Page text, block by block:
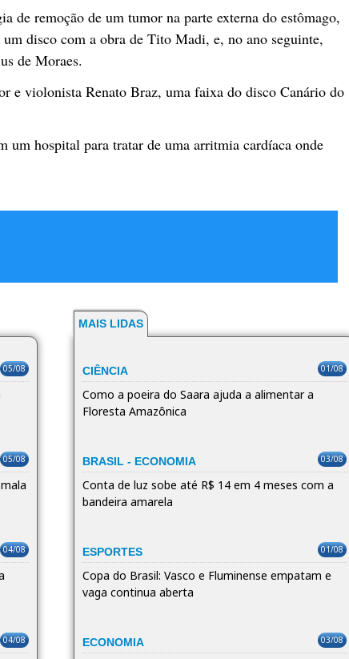
de remoção de um tumor na parte externa do estômago,
disco com a obra de Tito Madi, e, no ano seguinte,
de Moraes.
e violonista Renato Braz, uma faixa do disco Canário do
um hospital para tratar de uma arritmia cardíaca onde
05/08
05/08
04/08
04/08
MAIS LIDAS
CIÊNCIA 01/08
Como a poeira do Saara ajuda a alimentar a
Floresta Amazônica
BRASIL - ECONOMIA 03/08
Conta de luz sobe até R$ 14 em 4 meses com a
bandeira amarela
ESPORTES 01/08
Copa do Brasil: Vasco e Fluminense empatam e
vaga continua aberta
ECONOMIA 03/08